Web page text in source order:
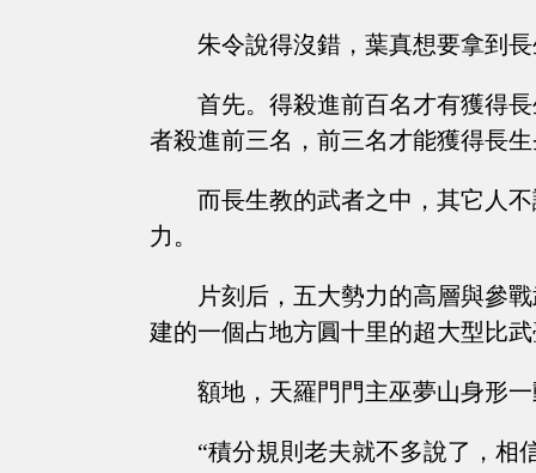
朱令說得沒錯，葉真想要拿到
首先。得殺進前百名才有獲得
者殺進前三名，前三名才能獲得長
而長生教的武者之中，其它人
力。
片刻后，五大勢力的高層與參
建的一個占地方圓十里的超大型比
額地，天羅門門主巫夢山身形
“積分規則老夫就不多說了，相